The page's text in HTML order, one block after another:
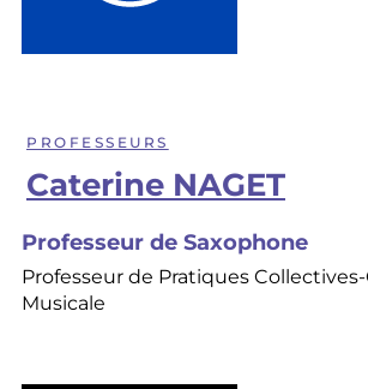
PROFESSEURS
Caterine NAGET
Professeur de Saxophone
Professeur de Pratiques
Musicale